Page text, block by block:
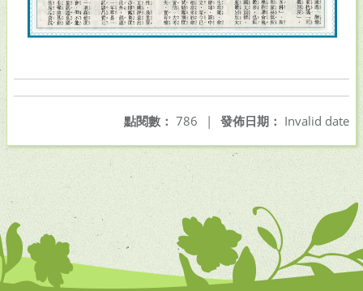
發佈日期： Invalid date
點閱數： 786 |